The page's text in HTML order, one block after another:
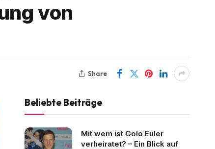
von
Share
Beliebte Beiträge
Mit wem ist Golo Euler
verheiratet? – Ein Blick auf